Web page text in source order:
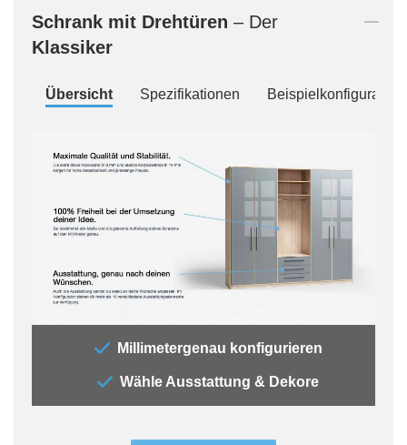
Schrank mit Drehtüren – Der
Klassiker
Übersicht Spezifikationen
Millimetergenau konfigurieren
Wähle Ausstattung & Dekore